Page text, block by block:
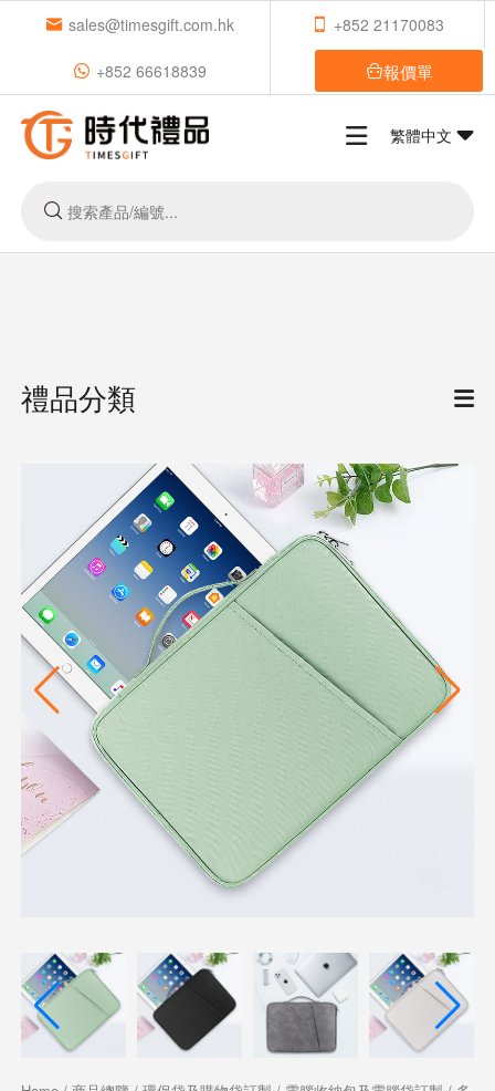
sales@timesgift.com.hk +852 21170083
+852 66618839 報價單
繁體中文
禮品分類